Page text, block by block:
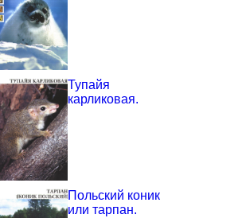
Тупайя
карликовая.
Польский коник
или тарпан.